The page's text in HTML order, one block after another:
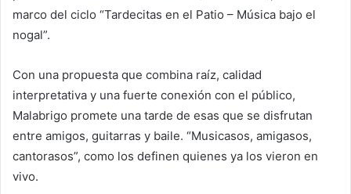
marco del ciclo “Tardecitas en el Patio – Música bajo el
nogal”.
Con una propuesta que combina raíz, calidad
interpretativa y una fuerte conexión con el público,
Malabrigo promete una tarde de esas que se disfrutan
entre amigos, guitarras y baile. “Musicasos, amigasos,
cantorasos”, como los definen quienes ya los vieron en
vivo.